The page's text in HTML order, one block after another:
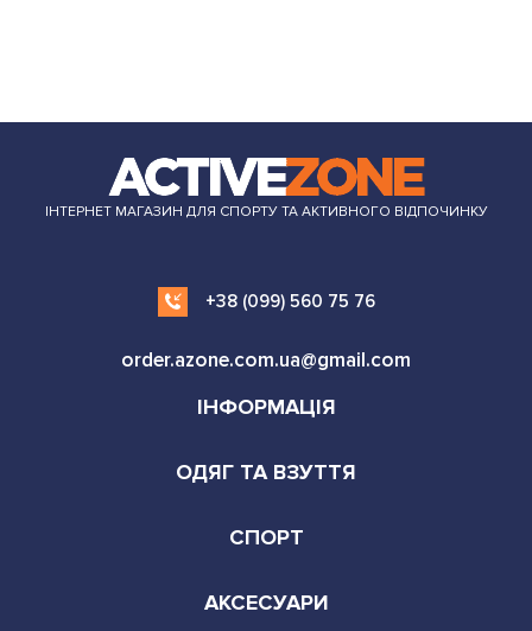
ІНТЕРНЕТ МАГАЗИН ДЛЯ СПОРТУ ТА АКТИВНОГО ВІДПОЧИНКУ
+38 (099) 560 75 76
order.azone.com.ua@gmail.com
ІНФОРМАЦІЯ
ОДЯГ ТА ВЗУТТЯ
СПОРТ
АКСЕСУАРИ